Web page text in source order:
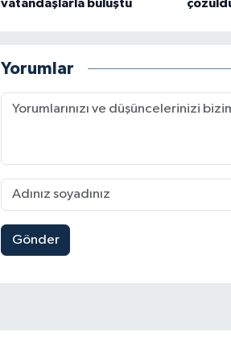
vatandaşlarla buluştu
Yorumlar
Gönder